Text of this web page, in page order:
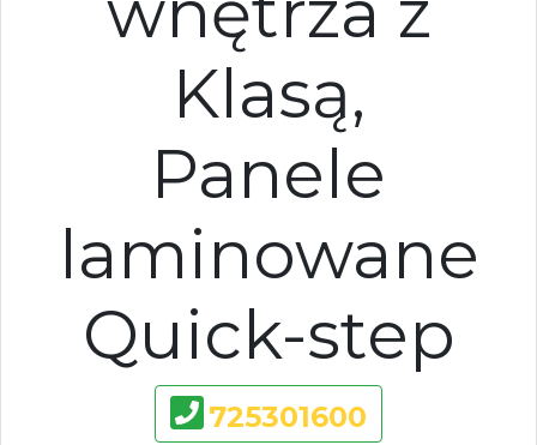
Klasą,
Panele
laminowane
Quick-step
725301600